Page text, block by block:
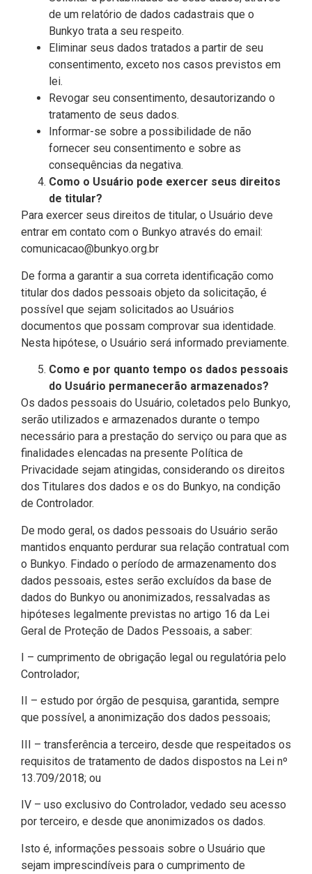
de um relatório de dados cadastrais que o
Bunkyo trata a seu respeito.
Eliminar seus dados tratados a partir de seu
consentimento, exceto nos casos previstos em
lei.
Revogar seu consentimento, desautorizando o
tratamento de seus dados.
Informar-se sobre a possibilidade de não
fornecer seu consentimento e sobre as
consequências da negativa.
Como o Usuário pode exercer seus direitos
de titular?
Para exercer seus direitos de titular, o Usuário deve
entrar em contato com o Bunkyo através do email:
comunicacao@bunkyo.org.br
De forma a garantir a sua correta identificação como
titular dos dados pessoais objeto da solicitação, é
possível que sejam solicitados ao Usuários
documentos que possam comprovar sua identidade.
Nesta hipótese, o Usuário será informado previamente.
Como e por quanto tempo os dados pessoais
do Usuário permanecerão armazenados?
Os dados pessoais do Usuário, coletados pelo Bunkyo,
serão utilizados e armazenados durante o tempo
necessário para a prestação do serviço ou para que as
finalidades elencadas na presente Política de
Privacidade sejam atingidas, considerando os direitos
dos Titulares dos dados e os do Bunkyo, na condição
de Controlador.
De modo geral, os dados pessoais do Usuário serão
mantidos enquanto perdurar sua relação contratual com
o Bunkyo. Findado o período de armazenamento dos
dados pessoais, estes serão excluídos da base de
dados do Bunkyo ou anonimizados, ressalvadas as
hipóteses legalmente previstas no artigo 16 da Lei
Geral de Proteção de Dados Pessoais, a saber:
I – cumprimento de obrigação legal ou regulatória pelo
Controlador;
II – estudo por órgão de pesquisa, garantida, sempre
que possível, a anonimização dos dados pessoais;
III – transferência a terceiro, desde que respeitados os
requisitos de tratamento de dados dispostos na Lei nº
13.709/2018; ou
IV – uso exclusivo do Controlador, vedado seu acesso
por terceiro, e desde que anonimizados os dados.
Isto é, informações pessoais sobre o Usuário que
sejam imprescindíveis para o cumprimento de